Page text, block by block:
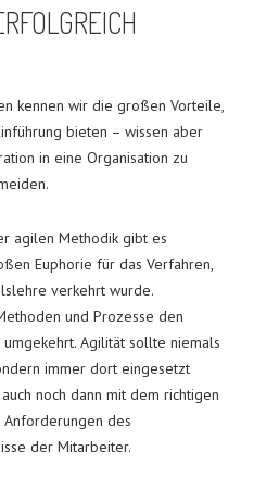
kennen wir die großen Vorteile,
bieten – wissen aber
in eine Organisation zu
agilen Methodik gibt es
Euphorie für das Verfahren,
verkehrt wurde.
und Prozesse den
Agilität sollte niemals
immer dort eingesetzt
noch dann mit dem richtigen
des
der Mitarbeiter.